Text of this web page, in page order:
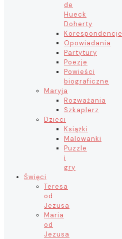
de
Hueck
Doherty
Korespondencje
Opowiadania
Partytury
Poezje
Powieści
biograficzne
Maryja
Rozważania
Szkaplerz
Dzieci
Książki
Malowanki
Puzzle
i
gry
Święci
Teresa
od
Jezusa
Maria
od
Jezusa